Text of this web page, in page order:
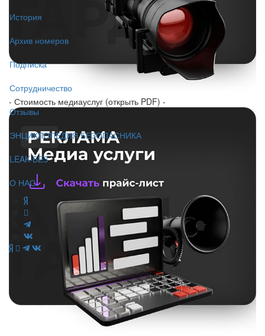
История
Архив номеров
Подписка
Сотрудничество
Отзывы
ЭНЦИКЛОПЕДИЯ БЕЗОПАСНИКА
LEAK-БЕЗ
О НАС
- Стоимость медиауслуг (открыть PDF) -